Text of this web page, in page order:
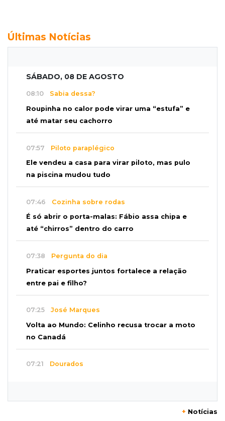
Últimas Notícias
SÁBADO, 08 DE AGOSTO
08:10 Sabia dessa?
Roupinha no calor pode virar uma “estufa” e
até matar seu cachorro
07:57 Piloto paraplégico
Ele vendeu a casa para virar piloto, mas pulo
na piscina mudou tudo
07:46 Cozinha sobre rodas
É só abrir o porta-malas: Fábio assa chipa e
até “chirros” dentro do carro
07:38 Pergunta do dia
Praticar esportes juntos fortalece a relação
entre pai e filho?
07:25 José Marques
Volta ao Mundo: Celinho recusa trocar a moto
no Canadá
07:21 Dourados
+ Notícias